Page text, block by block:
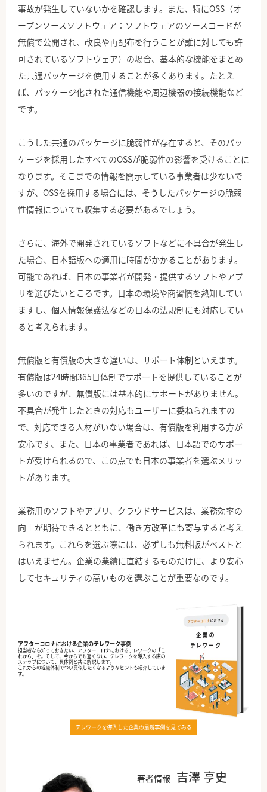
事故が発生していないかを確認します。また、特にOSS（オ
ープンソースソフトウェア：ソフトウェアのソースコードが
無償で公開され、改良や再配布を行うことが誰に対しても許
可されているソフトウェア）の場合、基本的な機能をまとめ
た共通パッケージを使用することが多くあります。たとえ
ば、パッケージ化された通信機能や周辺機器の接続機能など
です。
こうした共通のパッケージに脆弱性が存在すると、そのパッ
ケージを採用したすべてのOSSが脆弱性の影響を受けることに
なります。そこまでの情報を開示している事業者は少ないで
すが、OSSを採用する場合には、そうしたパッケージの脆弱
性情報についても収集する必要があるでしょう。
さらに、海外で開発されているソフトなどに不具合が発生し
た場合、日本語版への適用に時間がかかることがあります。
可能であれば、日本の事業者が開発・提供するソフトやアプ
リを選びたいところです。日本の環境や商習慣を熟知してい
ますし、個人情報保護法などの日本の法規制にも対応してい
ると考えられます。
無償版と有償版の大きな違いは、サポート体制といえます。
有償版は24時間365日体制でサポートを提供していることが
多いのですが、無償版には基本的にサポートがありません。
不具合が発生したときの対応もユーザーに委ねられますの
で、対応できる人材がいない場合は、有償版を利用する方が
安心です、また、日本の事業者であれば、日本語でのサポー
トが受けられるので、この点でも日本の事業者を選ぶメリッ
トがあります。
業務用のソフトやアプリ、クラウドサービスは、業務効率の
向上が期待できるとともに、働き方改革にも寄与すると考え
られます。これらを選ぶ際には、必ずしも無料版がベストと
はいえません。企業の業績に直結するものだけに、より安心
してセキュリティの高いものを選ぶことが重要なのです。
著者情報 吉澤 亨史